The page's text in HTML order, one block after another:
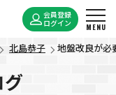
会員登録
ログイン
北島恭子 地盤改良が必
グ